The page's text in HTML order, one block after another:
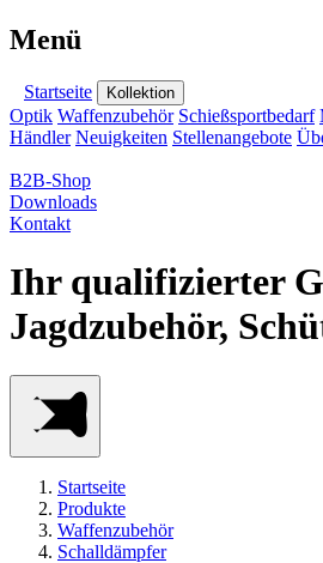
Menü
Startseite Kollektion
Optik Waffenzubehör Schießsportbedarf
Händler Neuigkeiten Stellenangebote
B2B-Shop
Downloads
Kontakt
Ihr qualifizierter
Jagdzubehör,
Startseite
Produkte
Waffenzubehör
Schalldämpfer